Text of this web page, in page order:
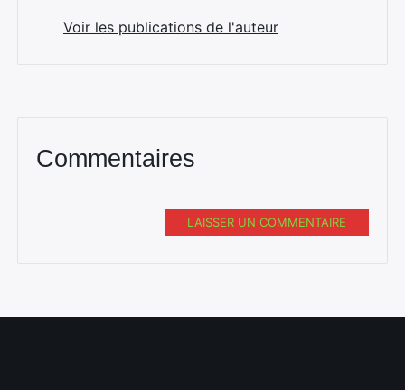
Voir les publications de l'auteur
Commentaires
LAISSER UN COMMENTAIRE